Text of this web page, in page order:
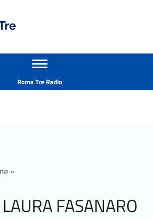
Apri il menu secondario
Roma Tre Radio
»
FASANARO